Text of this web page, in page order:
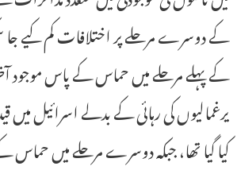
کے دوسرے مرحلے پر اختلافات کم کیے
کے پہلے مرحلے میں حماس کے پاس موجود
یرغمالیوں کی رہائی کے بدلے اسرائیل میں
کیا گیا تھا، جبکہ دوسرے مرحلے میں